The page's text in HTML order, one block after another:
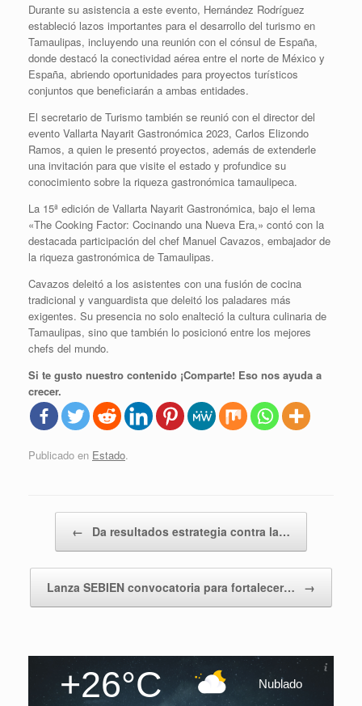
Durante su asistencia a este evento, Hernández Rodríguez
estableció lazos importantes para el desarrollo del turismo en
Tamaulipas, incluyendo una reunión con el cónsul de España,
donde destacó la conectividad aérea entre el norte de México y
España, abriendo oportunidades para proyectos turísticos
conjuntos que beneficiarán a ambas entidades.
El secretario de Turismo también se reunió con el director del
evento Vallarta Nayarit Gastronómica 2023, Carlos Elizondo
Ramos, a quien le presentó proyectos, además de extenderle
una invitación para que visite el estado y profundice su
conocimiento sobre la riqueza gastronómica tamaulipeca.
La 15ª edición de Vallarta Nayarit Gastronómica, bajo el lema
«The Cooking Factor: Cocinando una Nueva Era,» contó con la
destacada participación del chef Manuel Cavazos, embajador de
la riqueza gastronómica de Tamaulipas.
Cavazos deleitó a los asistentes con una fusión de cocina
tradicional y vanguardista que deleitó los paladares más
exigentes. Su presencia no solo enalteció la cultura culinaria de
Tamaulipas, sino que también lo posicionó entre los mejores
chefs del mundo.
Si te gusto nuestro contenido ¡Comparte! Eso nos ayuda a
crecer.
Publicado en Estado.
← Da resultados estrategia contra la…
Lanza SEBIEN convocatoria para fortalecer… →
+26°C Nublado